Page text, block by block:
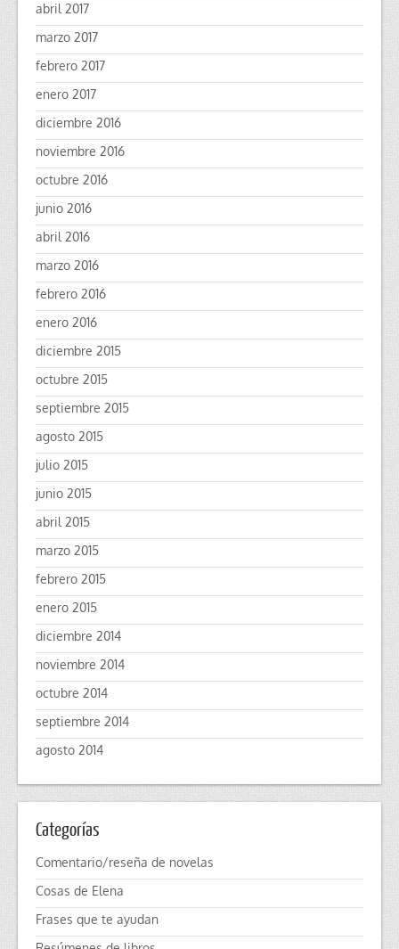
abril 2017
marzo 2017
febrero 2017
enero 2017
diciembre 2016
noviembre 2016
octubre 2016
junio 2016
abril 2016
marzo 2016
febrero 2016
enero 2016
diciembre 2015
octubre 2015
septiembre 2015
agosto 2015
julio 2015
junio 2015
abril 2015
marzo 2015
febrero 2015
enero 2015
diciembre 2014
noviembre 2014
octubre 2014
septiembre 2014
agosto 2014
Categorías
Comentario/reseña de novelas
Cosas de Elena
Frases que te ayudan